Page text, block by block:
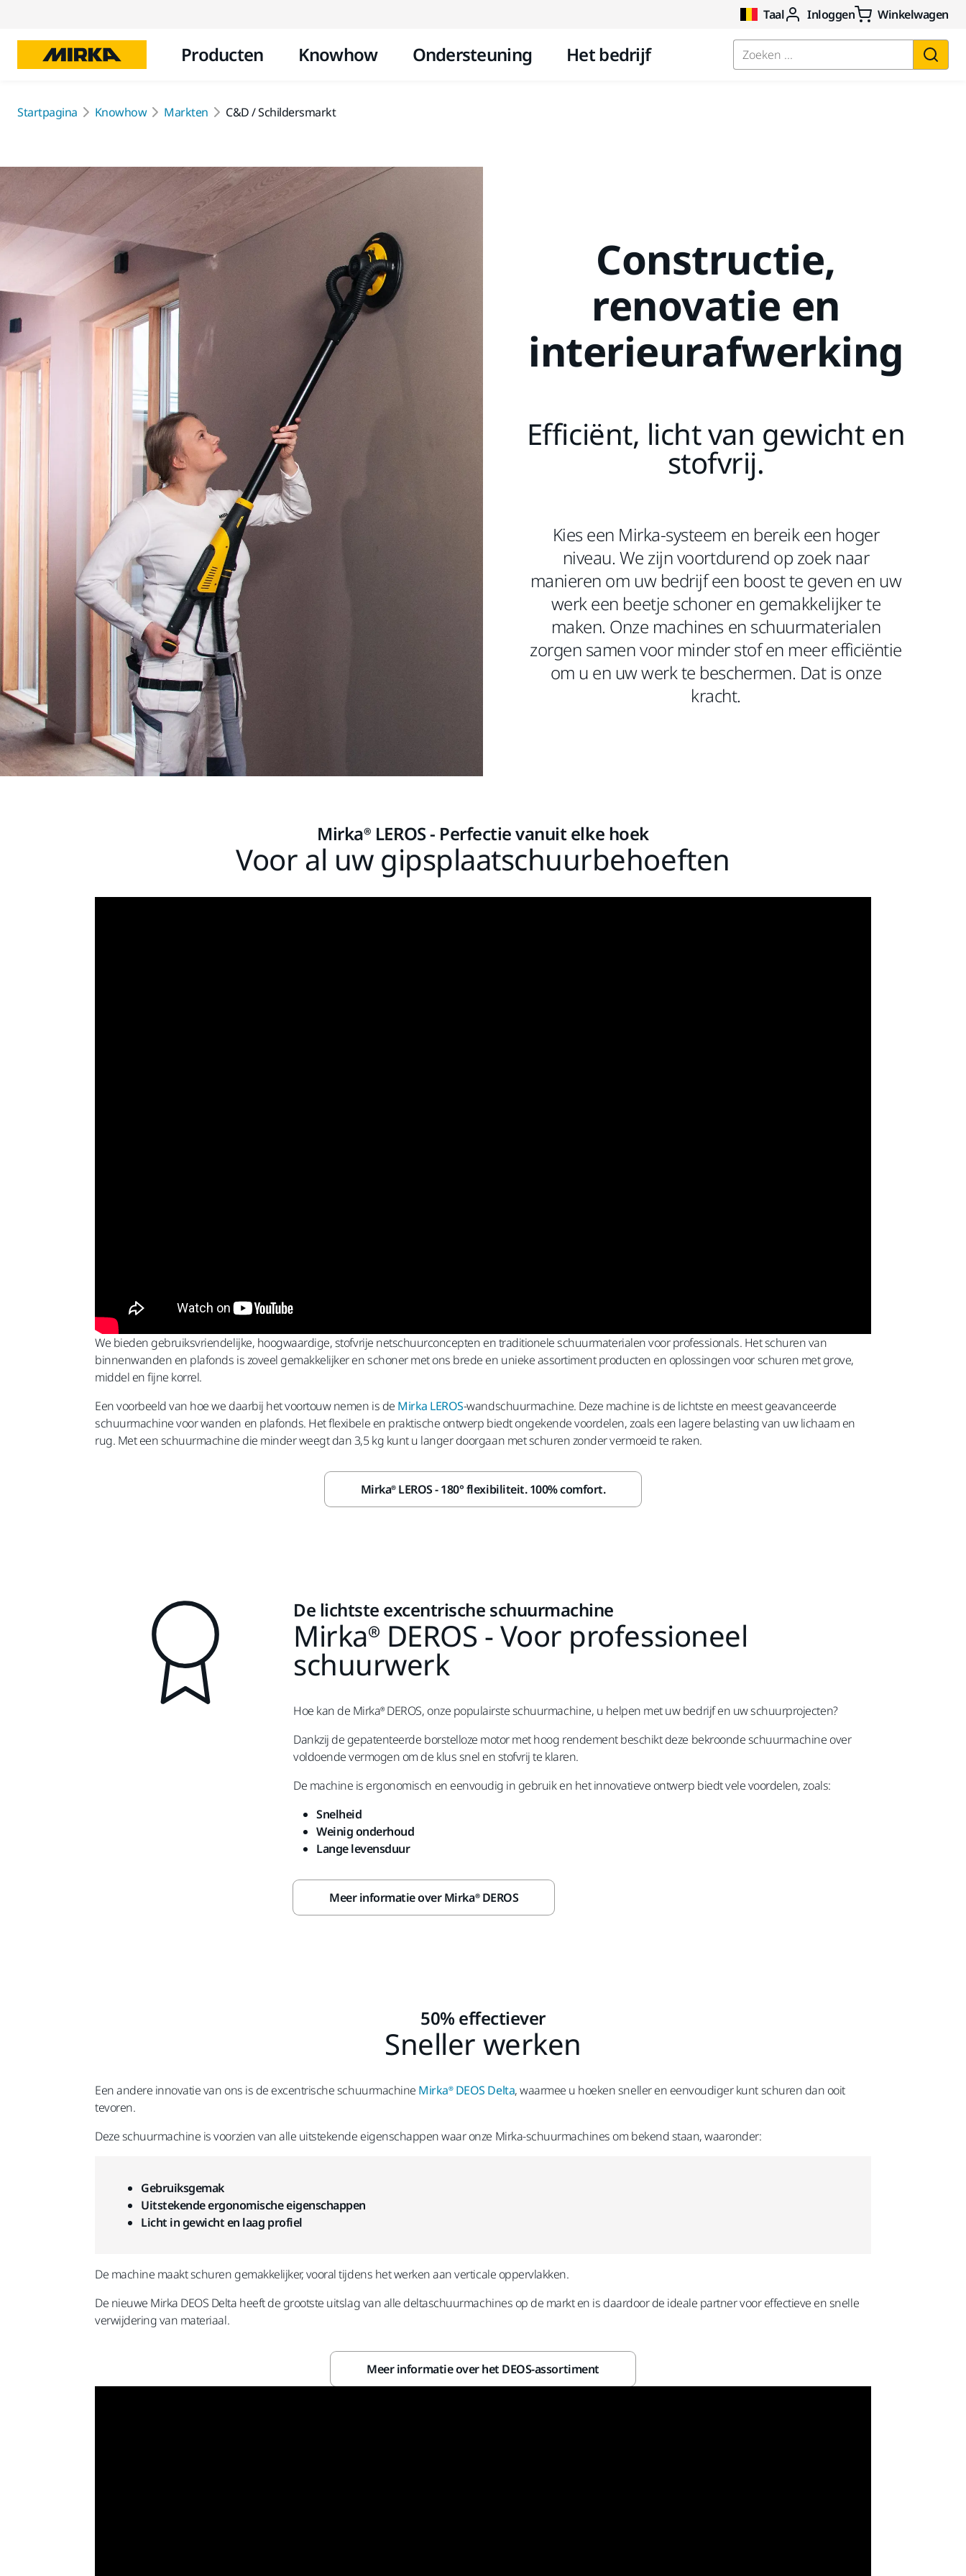
Taal Inloggen Winkelwagen
Producten Knowhow Ondersteuning Het bedrijf Zoeken ...
Startpagina Knowhow Markten C&D / Schildersmarkt
Constructie,
renovatie en
interieurafwerking
Efficiënt, licht van gewicht en
stofvrij.
Kies een Mirka-systeem en bereik een hoger
niveau. We zijn voortdurend op zoek naar
manieren om uw bedrijf een boost te geven en uw
werk een beetje schoner en gemakkelijker te
maken. Onze machines en schuurmaterialen
zorgen samen voor minder stof en meer efficiëntie
om u en uw werk te beschermen. Dat is onze
kracht.
Mirka® LEROS - Perfectie vanuit elke hoek
Voor al uw gipsplaatschuurbehoeften
We bieden gebruiksvriendelijke, hoogwaardige, stofvrije netschuurconcepten en traditionele schuurmaterialen voor professionals. Het schuren van
binnenwanden en plafonds is zoveel gemakkelijker en schoner met ons brede en unieke assortiment producten en oplossingen voor schuren met grove,
middel en fijne korrel.
Een voorbeeld van hoe we daarbij het voortouw nemen is de Mirka LEROS-wandschuurmachine. Deze machine is de lichtste en meest geavanceerde
schuurmachine voor wanden en plafonds. Het flexibele en praktische ontwerp biedt ongekende voordelen, zoals een lagere belasting van uw lichaam en
rug. Met een schuurmachine die minder weegt dan 3,5 kg kunt u langer doorgaan met schuren zonder vermoeid te raken.
Mirka® LEROS - 180° flexibiliteit. 100% comfort.
De lichtste excentrische schuurmachine
Mirka® DEROS - Voor professioneel
schuurwerk
Hoe kan de Mirka® DEROS, onze populairste schuurmachine, u helpen met uw bedrijf en uw schuurprojecten?
Dankzij de gepatenteerde borstelloze motor met hoog rendement beschikt deze bekroonde schuurmachine over
voldoende vermogen om de klus snel en stofvrij te klaren.
De machine is ergonomisch en eenvoudig in gebruik en het innovatieve ontwerp biedt vele voordelen, zoals:
Snelheid
Weinig onderhoud
Lange levensduur
Meer informatie over Mirka® DEROS
50% effectiever
Sneller werken
Een andere innovatie van ons is de excentrische schuurmachine Mirka® DEOS Delta, waarmee u hoeken sneller en eenvoudiger kunt schuren dan ooit
tevoren.
Deze schuurmachine is voorzien van alle uitstekende eigenschappen waar onze Mirka-schuurmachines om bekend staan, waaronder:
Gebruiksgemak
Uitstekende ergonomische eigenschappen
Licht in gewicht en laag profiel
De machine maakt schuren gemakkelijker, vooral tijdens het werken aan verticale oppervlakken.
De nieuwe Mirka DEOS Delta heeft de grootste uitslag van alle deltaschuurmachines op de markt en is daardoor de ideale partner voor effectieve en snelle
verwijdering van materiaal.
Meer informatie over het DEOS-assortiment